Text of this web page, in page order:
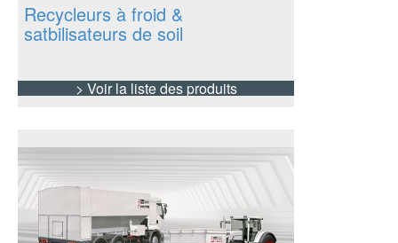
Recycleurs à froid &
satbilisateurs de soil
> Voir la liste des produits